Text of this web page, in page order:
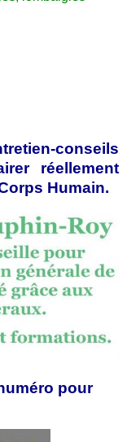
conseils
réellement
Humain.
pour